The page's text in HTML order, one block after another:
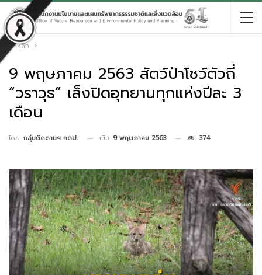
หน้าหลัก
9 พฤษภาคม 2563 สัตว์ป่าโชว์ตัวถี่
“วราวุธ” เล็งปิดอุทยานทุกแห่งปีละ 3
เดือน
โดย กลุ่มติดตามฯ กตป. เมื่อ 9 พฤษภาคม 2563 374